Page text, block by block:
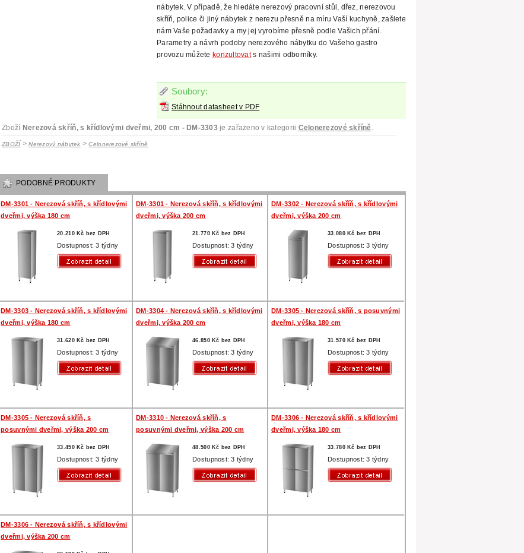
nábytek. V případě, že hledáte nerezový pracovní stůl, dřez, nerezovou
skříň, police či jiný nábytek z nerezu přesně na míru Vaší kuchyně, zašlete
nám Vaše požadavky a my jej vyrobíme přesně podle Vašich přání.
Parametry a návrh podoby nerezového nábytku do Vašeho gastro
provozu můžetekonzultovats našimi odborníky.
Soubory:
Stáhnout datasheet v PDF
Zboží Nerezová skříň, s křídlovými dveřmi, 200 cm - DM-3303je zařazeno v kategorii Celonerezové skříně
ZBOŽÍ>Nerezový nábytek >Celonerezové skříně
PODOBNÉ PRODUKTY
DM-3301 - Nerezová skříň, s křídlovými
dveřmi, výška 180 cm
20.210 Kč bez DPH
Dostupnost: 3 týdny
DM-3301 - Nerezová skříň, s křídlovými
dveřmi, výška 200 cm
21.770 Kč bez DPH
Dostupnost: 3 týdny
DM-3302 - Nerezová skříň, s křídlovými
dveřmi, výška 200 cm
33.080 Kč bez DPH
Dostupnost: 3 týdny
DM-3303 - Nerezová skříň, s křídlovými
dveřmi, výška 180 cm
31.620 Kč bez DPH
Dostupnost: 3 týdny
DM-3304 - Nerezová skříň, s křídlovými
dveřmi, výška 200 cm
46.850 Kč bez DPH
Dostupnost: 3 týdny
DM-3305 - Nerezová skříň, s posuvnými
dveřmi, výška 180 cm
31.570 Kč bez DPH
Dostupnost: 3 týdny
DM-3305 - Nerezová skříň, s
posuvnými dveřmi, výška 200 cm
33.450 Kč bez DPH
Dostupnost: 3 týdny
DM-3310 - Nerezová skříň, s
posuvnými dveřmi, výška 200 cm
48.500 Kč bez DPH
Dostupnost: 3 týdny
DM-3306 - Nerezová skříň, s křídlovými
dveřmi, výška 180 cm
33.780 Kč bez DPH
Dostupnost: 3 týdny
DM-3306 - Nerezová skříň, s křídlovými
dveřmi, výška 200 cm